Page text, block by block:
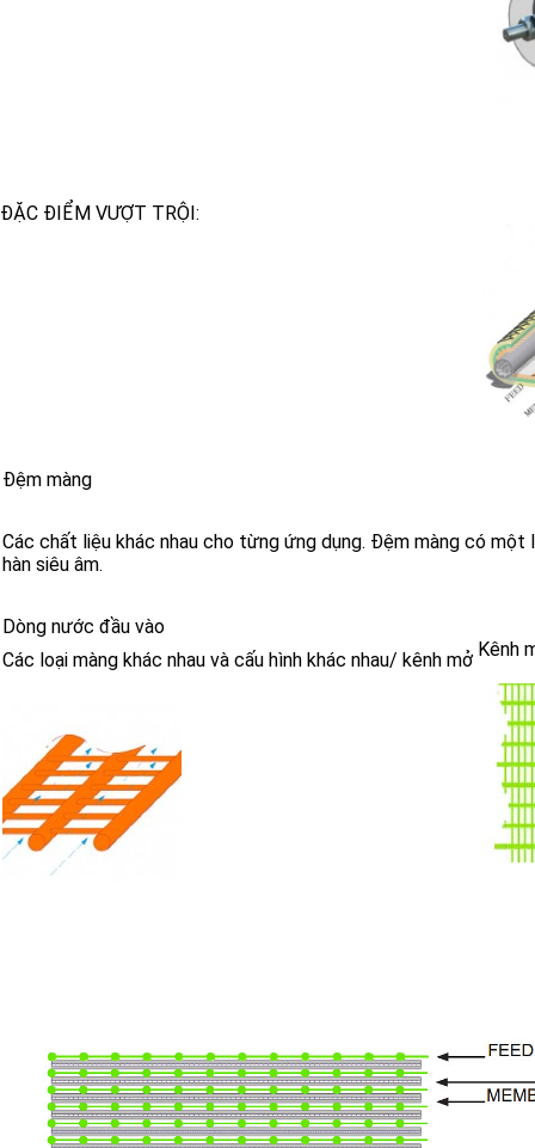
ĐẶC ĐIỂM VƯỢT TRỘI:
Đệm màng
Các chất liệu khác nhau cho từng ứng dụng. Đệm màng có
hàn siêu âm.
Dòng nước đầu vào
Các loại màng khác nhau và cấu hình khác nhau/ kênh mở Kênh